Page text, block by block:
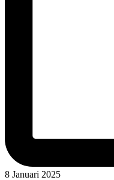
8 Januari 2025